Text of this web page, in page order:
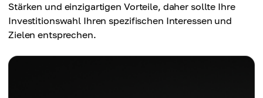
Stärken und einzigartigen Vorteile, daher sollte Ihre
Investitionswahl Ihren spezifischen Interessen und
Zielen entsprechen.